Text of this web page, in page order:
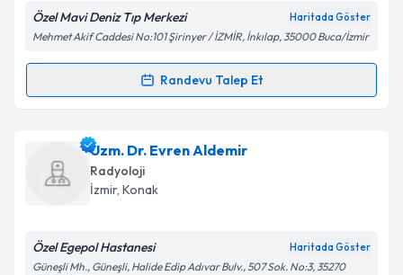
Kişisel verilerimin işlenmesine ilişkin
Metni'ni okudum ve kişisel verilerimin belirtilen
Takvim Talebini Gönder
Özel Mavi Deniz Tıp Merkezi Haritada Göster
Mehmet Akif Caddesi No:101 Şirinyer / İZMİR, İnkılap, 35000 Buca/İzmir
Randevu Talep Et
Randevu Takvimi Talebi
Dr. Ege Süzer için randevu takvimi talebi oluşturun.
Size bu uzmandan randevu almanız için bir takvim
hazırlandığında e-posta ile bilgilendireceğiz.
Uzm. Dr. Evren Aldemir
Radyoloji
İzmir, Konak
Özel Egepol Hastanesi Haritada Göster
Güneşli Mh., Güneşli, Halide Edip Adıvar Bulv., 507 Sok. No:3, 35270